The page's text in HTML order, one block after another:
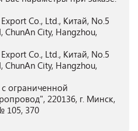
Co., Ltd., Китай, No.5
ChunAn City, Hangzhou,
Co., Ltd., Китай, No.5
ChunAn City, Hangzhou,
ограниченной
220136, г. Минск,
105, 370